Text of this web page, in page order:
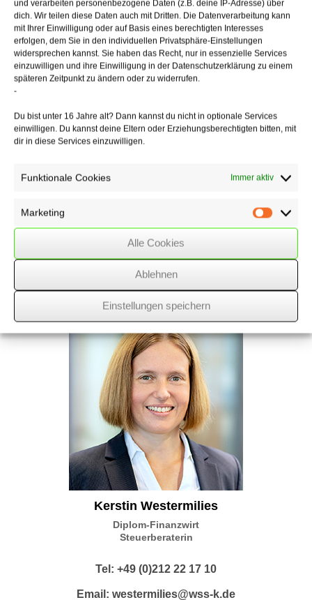
und verarbeiten personenbezogene Daten (z.B. deine IP-Adresse) über
dich. Wir teilen diese Daten auch mit Dritten. Die Datenverarbeitung kann
mit Ihrer Einwilligung oder auf Basis eines berechtigten Interesses
erfolgen, dem Sie in den individuellen Privatsphäre-Einstellungen
widersprechen kannst. Sie haben das Recht, nur in essenzielle Services
einzuwilligen und ihre Einwilligung in der Datenschutzerklärung zu einem
späteren Zeitpunkt zu ändern oder zu widerrufen.
-
Du bist unter 16 Jahre alt? Dann kannst du nicht in optionale Services
einwilligen. Du kannst deine Eltern oder Erziehungsberechtigten bitten, mit
dir in diese Services einzuwilligen.
Funktionale Cookies Immer aktiv
Marketing
Alle Cookies
Ablehnen
Einstellungen speichern
der sicheren Seite und haben Ihre Steuern stets im Blick.
KARRIERE BEI WSSK
bewerbung(at)wss-k.de. Wir freuen uns auf Ihre
Bewerbung!
Jetzt bewerben!
Kerstin Westermilies
Diplom-Finanzwirt
Steuerberaterin
Tel: +49 (0)212 22 17 10
Email: westermilies@wss-k.de